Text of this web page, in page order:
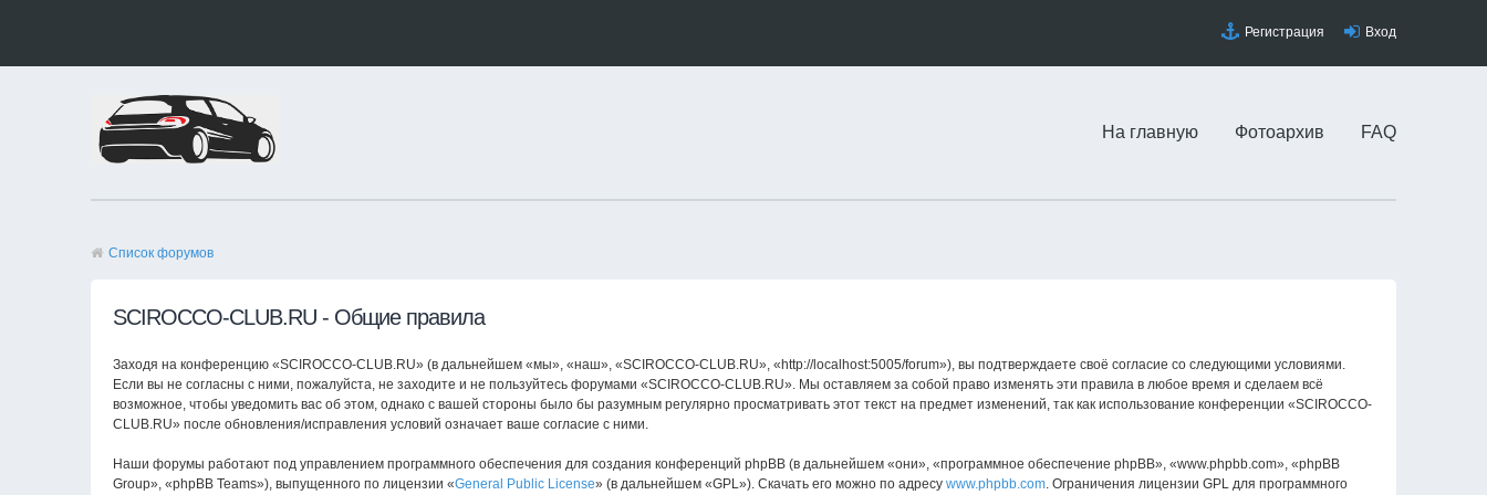
Регистрация Вход
На главную Фотоархив FAQ
Список форумов
SCIROCCO-CLUB.RU - Общие правила
Заходя на конференцию «SCIROCCO-CLUB.RU» (в дальнейшем «мы», «наш», «SCIROCCO-CLUB.RU», «http://localhost:5005/forum»), вы подтверждаете своё согласие со следующими условиями.
Если вы не согласны с ними, пожалуйста, не заходите и не пользуйтесь форумами «SCIROCCO-CLUB.RU». Мы оставляем за собой право изменять эти правила в любое время и сделаем всё
возможное, чтобы уведомить вас об этом, однако с вашей стороны было бы разумным регулярно просматривать этот текст на предмет изменений, так как использование конференции «SCIROCCO-
CLUB.RU» после обновления/исправления условий означает ваше согласие с ними.
Наши форумы работают под управлением программного обеспечения для создания конференций phpBB (в дальнейшем «они», «программное обеспечение phpBB», «www.phpbb.com», «phpBB
Group», «phpBB Teams»), выпущенного по лицензии «General Public License» (в дальнейшем «GPL»). Скачать его можно по адресу www.phpbb.com. Ограничения лицензии GPL для программного